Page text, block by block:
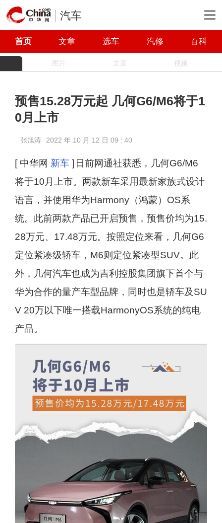
汽车
首页 文章 选车 汽修 百科
图片 文章 视频
预售15.28万元起 几何G6/M6将于1
0月上市
张旭涛 2022 年 10 月 12 日 09 : 40
[ 中华网 新车] 日前网通社获悉，几何G6/M6
将于10月上市。两款新车采用最新家族式设计
语言，并使用华为Harmony（鸿蒙）OS系
统。此前两款产品已开启预售，预售价均为15.
28万元、17.48万元。按照定位来看，几何G6
定位紧凑级轿车，M6则定位紧凑型SUV。此
外，几何汽车也成为吉利控股集团旗下首个与
华为合作的量产车型品牌，同时也是轿车及SU
V 20万以下唯一搭载HarmonyOS系统的纯电
产品。